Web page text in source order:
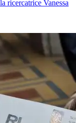
ricercatrice Vanessa